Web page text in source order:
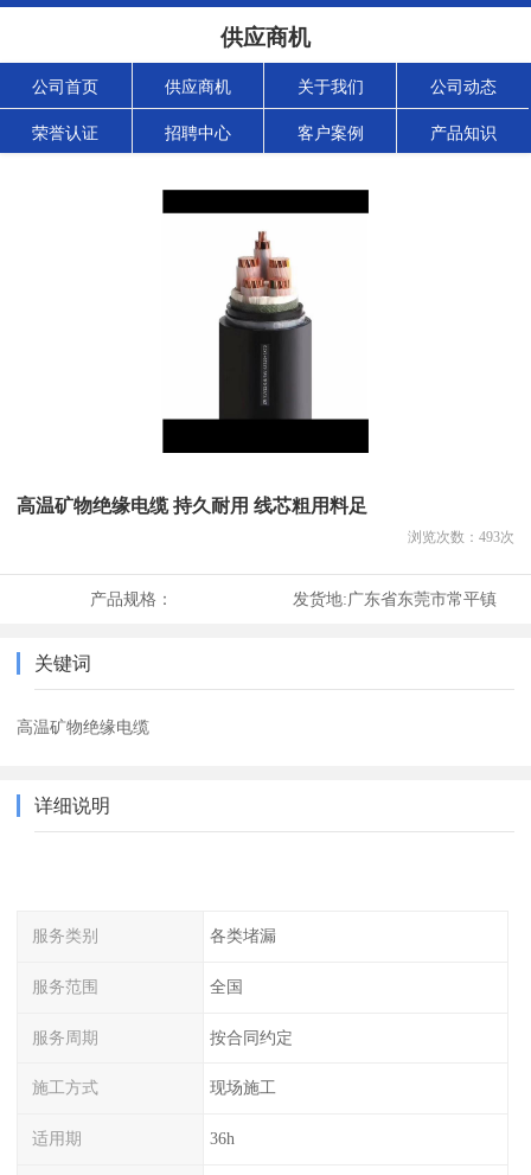
供应商机
公司首页 供应商机 关于我们 公司动态
荣誉认证 招聘中心 客户案例 产品知识
高温矿物绝缘电缆 持久耐用 线芯粗用料足
浏览次数： 493次
产品规格： 发货地:广东省东莞市常平镇
关键词
高温矿物绝缘电缆
详细说明
服务类别 各类堵漏
服务范围 全国
服务周期 按合同约定
施工方式 现场施工
适用期 36h